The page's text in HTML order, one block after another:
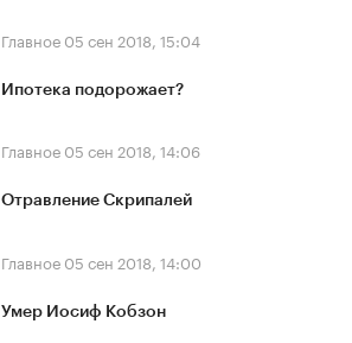
Главное 05 сен 2018, 15:04
Ипотека подорожает?
Главное 05 сен 2018, 14:06
Отравление Скрипалей
Главное 05 сен 2018, 14:00
Умер Иосиф Кобзон